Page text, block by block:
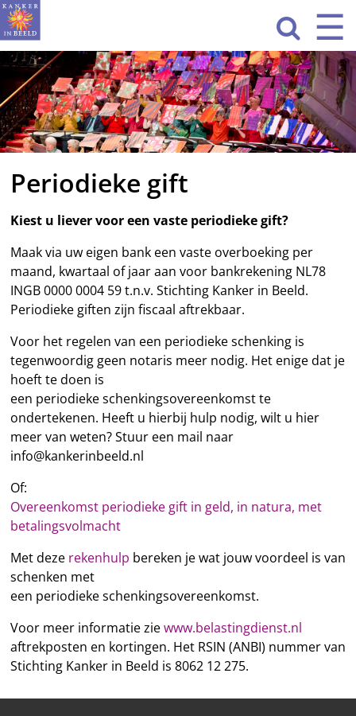
Sla
navigatie
over
☰
HOME
WAT WE DOEN
ACTIVITEITEN
OVER ONS
CONTACT
NIEUWS

Periodieke gift
Kiest u liever voor een vaste periodiekegift?
Maak via uw eigen bank een vaste overboeking per
maand, kwartaal of jaar aan voor bankrekening NL78
INGB 0000 0004 59 t.n.v. Stichting Kanker in Beeld.
Periodiekegiften zijn fiscaal aftrekbaar.
Voor het regelen van een periodiekeschenkingis
tegenwoordig geen notaris meer nodig. Het enige dat je
hoeft te doen is
een periodiekeschenkingsovereenkomst te
ondertekenen. Heeft u hierbij hulp nodig, wilt u hier
meer van weten? Stuur een mail naar
info@kankerinbeeld.nl
Of:
Overeenkomst periodieke gift in geld, in natura, met
betalingsvolmacht
Met deze rekenhulp bereken je wat jouw voordeel is van
schenken met
een periodiekeschenkingsovereenkomst.
Voor meer informatie ziewww.belastingdienst.nl
aftrekposten en kortingen. Het RSIN (ANBI) nummer van
Stichting Kanker in Beeld is 8062 12 275.